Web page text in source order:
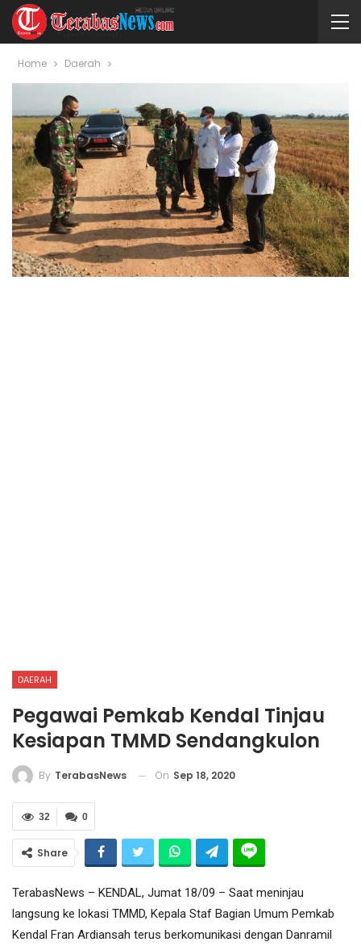
Home Daerah
DAERAH
Pegawai Pemkab Kendal Tinjau
Kesiapan TMMD Sendangkulon
By TerabasNews On Sep 18, 2020
0
32
Share
TerabasNews – KENDAL, Jumat 18/09 – Saat meninjau
langsung ke lokasi TMMD, Kepala Staf Bagian Umum Pemkab
Kendal Fran Ardiansah terus berkomunikasi dengan Danramil